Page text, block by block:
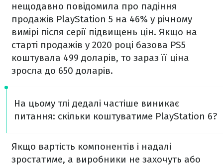
нещодавно повідомила про падіння
продажів PlayStation 5 на 46% у річному
вимірі після серії підвищень цін. Якщо на
старті продажів у 2020 році базова PS5
коштувала 499 доларів, то зараз її ціна
зросла до 650 доларів.
На цьому тлі дедалі частіше виникає
питання: скільки коштуватиме PlayStation 6?
Якщо вартість компонентів і надалі
зростатиме, а виробники не захочуть або